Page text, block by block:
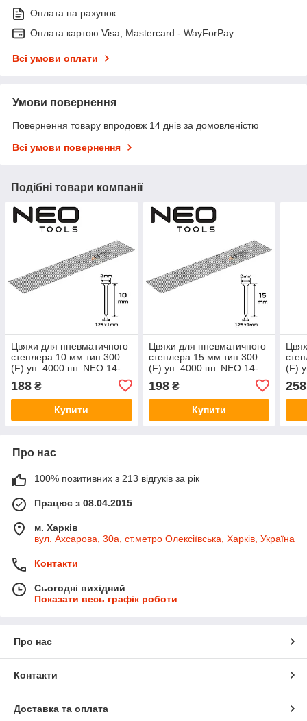
Оплата на рахунок
Оплата картою Visa, Mastercard - WayForPay
Всі умови оплати
Умови повернення
Повернення товару впродовж 14 днів за домовленістю
Всі умови повернення
Подібні товари компанії
Цвяхи для пневматичного
степлера 10 мм тип 300
(F) уп. 4000 шт. NEO 14-
188 ₴
Купити
Цвяхи для пневматичного
степлера 15 мм тип 300
(F) уп. 4000 шт. NEO 14-
198₴
Купити
(F)
258
Про нас
100% позитивних з 213 відгуків за рік
Працює з 08.04.2015
м. Харків
вул. Ахсарова, 30а, ст.метро Олексіївська, Харків, Україна
Контакти
Сьогодні вихідний
Показати весь графік роботи
Про нас
Контакти
Доставка та оплата